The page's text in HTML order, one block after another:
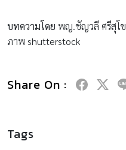
บทความโดย พญ.ชัญวลี ศรีสุโข
ภาพ shutterstock
Share On :
Tags